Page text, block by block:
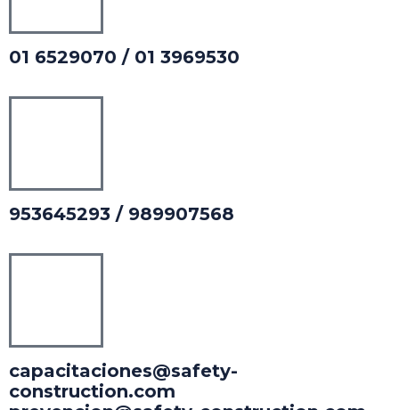
01 6529070 / 01 3969530
953645293 / 989907568
capacitaciones@safety-
construction.com